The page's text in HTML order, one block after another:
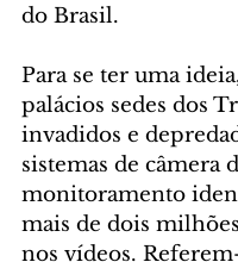
do Brasil.
Para se ter uma
palácios sedes dos
invadidos e
sistemas de câmera
monitoramento
mais de dois
nos vídeos.